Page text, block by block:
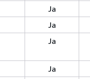
Ja
Ja
Ja
Ja